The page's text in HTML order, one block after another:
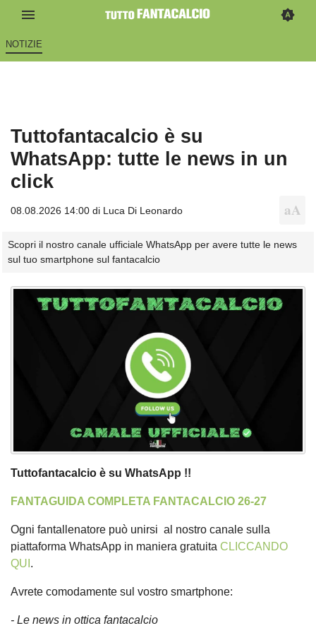
NOTIZIE
Tuttofantacalcio è su
WhatsApp: tutte le news in un
click
08.08.2026 14:00 di Luca Di Leonardo
Scopri il nostro canale ufficiale WhatsApp per avere tutte le news
sul tuo smartphone sul fantacalcio
Tuttofantacalcio è su WhatsApp !!
FANTAGUIDA COMPLETA FANTACALCIO 26-27
Ogni fantallenatore può unirsi al nostro canale sulla
piattaforma WhatsApp in maniera gratuita CLICCANDO
QUI .
Avrete comodamente sul vostro smartphone:
- Le news in ottica fantacalcio